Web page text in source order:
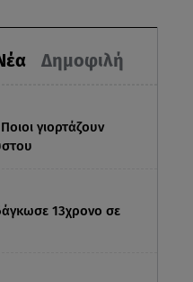
Δημοφιλή
γιορτάζουν
13χρονο σε